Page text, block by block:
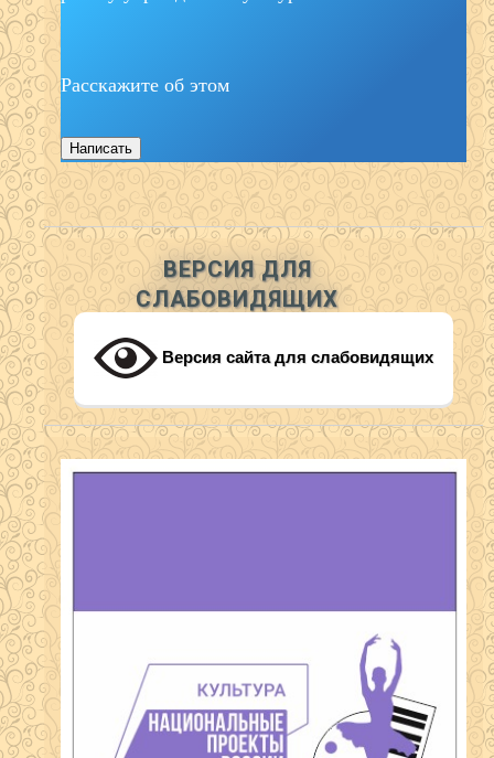
Расскажите об этом
Написать
ВЕРСИЯ ДЛЯ
СЛАБОВИДЯЩИХ
Версия сайта для слабовидящих